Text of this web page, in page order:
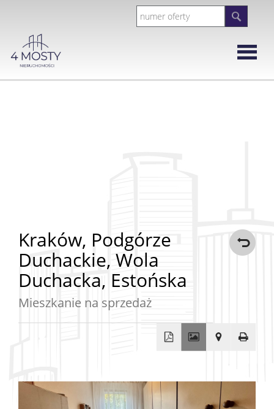
Działki
Rynek
Kraków, Podgórze
Duchackie, Wola
Duchacka, Estońska
Mieszkanie na sprzedaż